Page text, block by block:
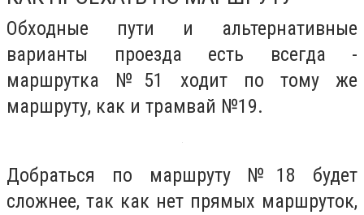
Обходные пути и альтернативные
варианты проезда есть всегда -
маршрутка №51 ходит по тому же
маршруту, как и трамвай №19.
Добраться по маршруту №18 будет
сложнее, так как нет прямых маршруток,